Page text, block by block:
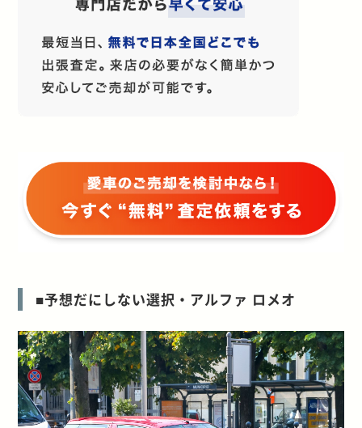
■予想だにしない選択・アルファ ロメオ